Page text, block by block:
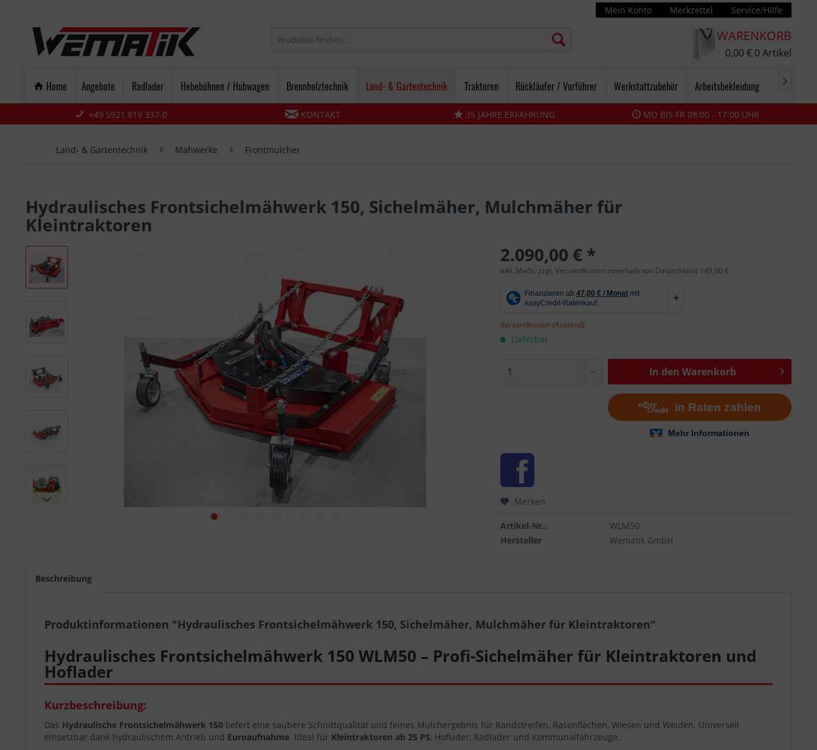
Mein Konto Merkzettel Service/Hilfe
WARENKORB
0,00 € 0 Artikel
Home Angebote Radlader Hebebühnen / Hubwagen Brennholztechnik Land- & Gartentechnik Traktoren Rückläufer / Vorführer Werkstattzubehör Arbeitsbekleidung 
+49 5921 819 337-0 KONTAKT 35 JAHRE ERFAHRUNG MO BIS FR 08:00 - 17:00 UHR
Land- & Gartentechnik Mähwerke Frontmulcher
Hydraulisches Frontsichelmähwerk 150, Sichelmäher, Mulchmäher für
Kleintraktoren
2.090,00 € *
inkl. MwSt. zzgl. Versandkosten innerhalb von Deutschland 149,00 €
Versandkosten (Ausland)
Lieferbar
In den Warenkorb
Merken
Artikel-Nr.:
WLM50
Hersteller
Wematik GmbH
Beschreibung
Produktinformationen "Hydraulisches Frontsichelmähwerk 150, Sichelmäher, Mulchmäher für Kleintraktoren"
Hydraulisches Frontsichelmähwerk 150 WLM50 – Profi-Sichelmäher für Kleintraktoren und
Hoflader
Kurzbeschreibung:
Das Hydraulische Frontsichelmähwerk 150 liefert eine saubere Schnittqualität und feines Mulchergebnis für Randstreifen, Rasenflächen, Wiesen und Weiden. Universell
einsetzbar dank hydraulischem Antrieb und Euroaufnahme. Ideal für Kleintraktoren ab 25 PS, Hoflader, Radlader und Kommunalfahrzeuge.